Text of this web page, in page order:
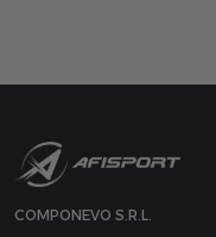
COMPONEVO S.R.L.